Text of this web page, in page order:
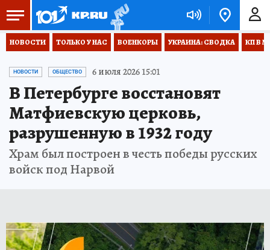
НОВОСТИ ТОЛЬКО У НАС ВОЕНКОРЫ УКРАИНА: СВОДКА КП В
НОВОСТИ ОБЩЕСТВО 6 июля 2026 15:01
В Петербурге восстановят
Матфиевскую церковь,
разрушенную в 1932 году
Храм был построен в честь победы русских
войск под Нарвой